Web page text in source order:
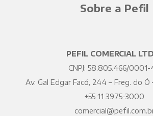
Sobre a Pefil
PEFIL COMERCIAL
CNPJ: 58.805.466/
Av. Gal Edgar Facó, 244 – Freg. do Ó
+55 11 3975-3000